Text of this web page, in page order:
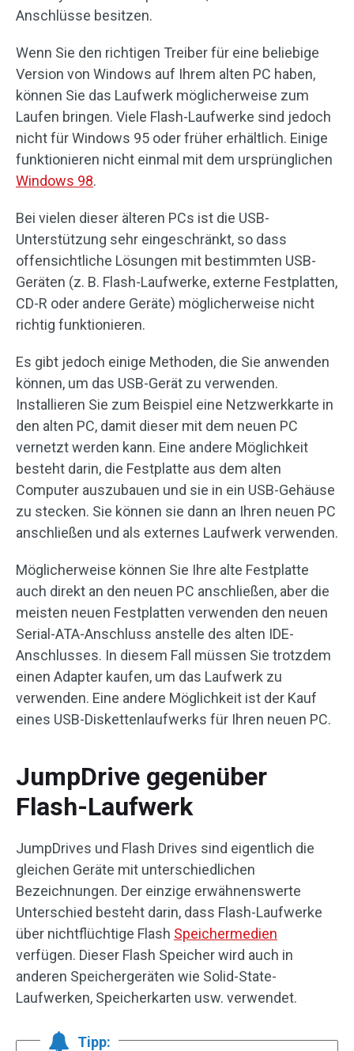
Anschlüsse besitzen.
Wenn Sie den richtigen Treiber für eine beliebige
Version von Windows auf Ihrem alten PC haben,
können Sie das Laufwerk möglicherweise zum
Laufen bringen. Viele Flash-Laufwerke sind jedoch
nicht für Windows 95 oder früher erhältlich. Einige
funktionieren nicht einmal mit dem ursprünglichen
Windows 98.
Bei vielen dieser älteren PCs ist die USB-
Unterstützung sehr eingeschränkt, so dass
offensichtliche Lösungen mit bestimmten USB-
Geräten (z. B. Flash-Laufwerke, externe Festplatten,
CD-R oder andere Geräte) möglicherweise nicht
richtig funktionieren.
Es gibt jedoch einige Methoden, die Sie anwenden
können, um das USB-Gerät zu verwenden.
Installieren Sie zum Beispiel eine Netzwerkkarte in
den alten PC, damit dieser mit dem neuen PC
vernetzt werden kann. Eine andere Möglichkeit
besteht darin, die Festplatte aus dem alten
Computer auszubauen und sie in ein USB-Gehäuse
zu stecken. Sie können sie dann an Ihren neuen PC
anschließen und als externes Laufwerk verwenden.
Möglicherweise können Sie Ihre alte Festplatte
auch direkt an den neuen PC anschließen, aber die
meisten neuen Festplatten verwenden den neuen
Serial-ATA-Anschluss anstelle des alten IDE-
Anschlusses. In diesem Fall müssen Sie trotzdem
einen Adapter kaufen, um das Laufwerk zu
verwenden. Eine andere Möglichkeit ist der Kauf
eines USB-Diskettenlaufwerks für Ihren neuen PC.
JumpDrive gegenüber
Flash-Laufwerk
JumpDrives und Flash Drives sind eigentlich die
gleichen Geräte mit unterschiedlichen
Bezeichnungen. Der einzige erwähnenswerte
Unterschied besteht darin, dass Flash-Laufwerke
über nichtflüchtige Flash Speichermedien
verfügen. Dieser Flash Speicher wird auch in
anderen Speichergeräten wie Solid-State-
Laufwerken, Speicherkarten usw. verwendet.
Tipp: